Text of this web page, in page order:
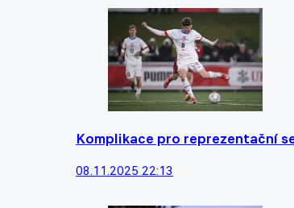
Komplikace pro reprezentační
08.11.2025 22:13